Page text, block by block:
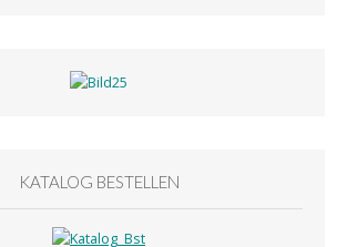
KATALOG BESTELLEN